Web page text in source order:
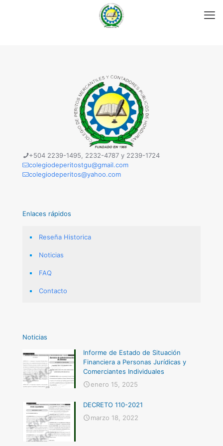
+504 2239-1495, 2232-4787 y 2239-1724
colegiodeperitostgu@gmail.com
colegiodeperitos@yahoo.com
Enlaces rápidos
Reseña Historica
Noticias
FAQ
Contacto
Noticias
Informe de Estado de Situación
Financiera a Personas Jurídicas y
Comerciantes Individuales
enero 15, 2025
DECRETO 110-2021
marzo 18, 2022